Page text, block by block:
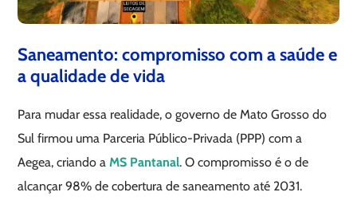
Saneamento: compromisso com a saúde e
a qualidade de vida
Para mudar essa realidade, o governo de Mato Grosso do
Sul firmou uma Parceria Público-Privada (PPP) com a
Aegea, criando a MS Pantanal. O compromisso é o de
alcançar 98% de cobertura de saneamento até 2031.